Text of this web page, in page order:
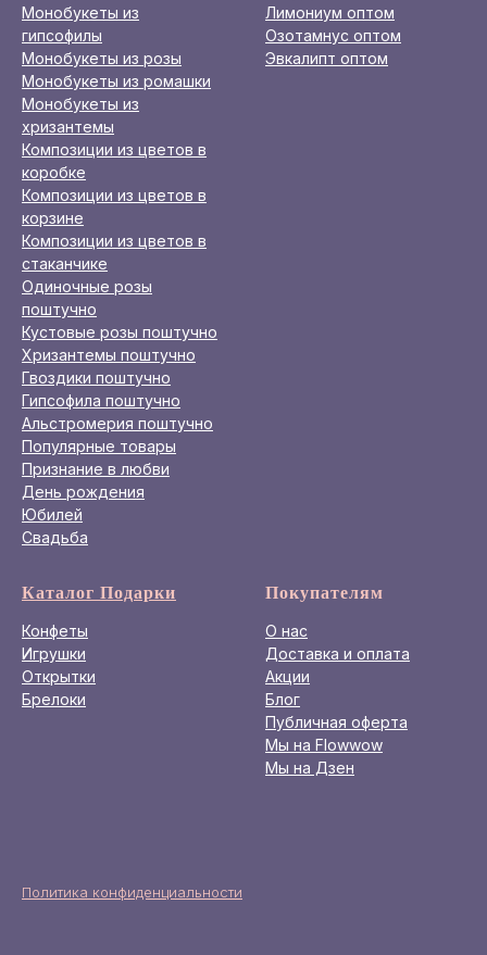
Монобукеты из
гипсофилы
Монобукеты из розы
Монобукеты из ромашки
Монобукеты из
хризантемы
Композиции из цветов в
коробке
Композиции из цветов в
корзине
Композиции из цветов в
стаканчике
Одиночные розы
поштучно
Кустовые розы поштучно
Хризантемы поштучно
Гвоздики поштучно
Гипсофила поштучно
Альстромерия поштучно
Популярные товары
Признание в любви
День рождения
Юбилей
Свадьба
Лимониум оптом
Озотамнус оптом
Эвкалипт оптом
Каталог Подарки
Конфеты
Игрушки
Открытки
Брелоки
Покупателям
О нас
Доставка и оплата
Акции
Блог
Публичная оферта
Мы на Flowwow
Мы на Дзен
Политика конфиденциальности